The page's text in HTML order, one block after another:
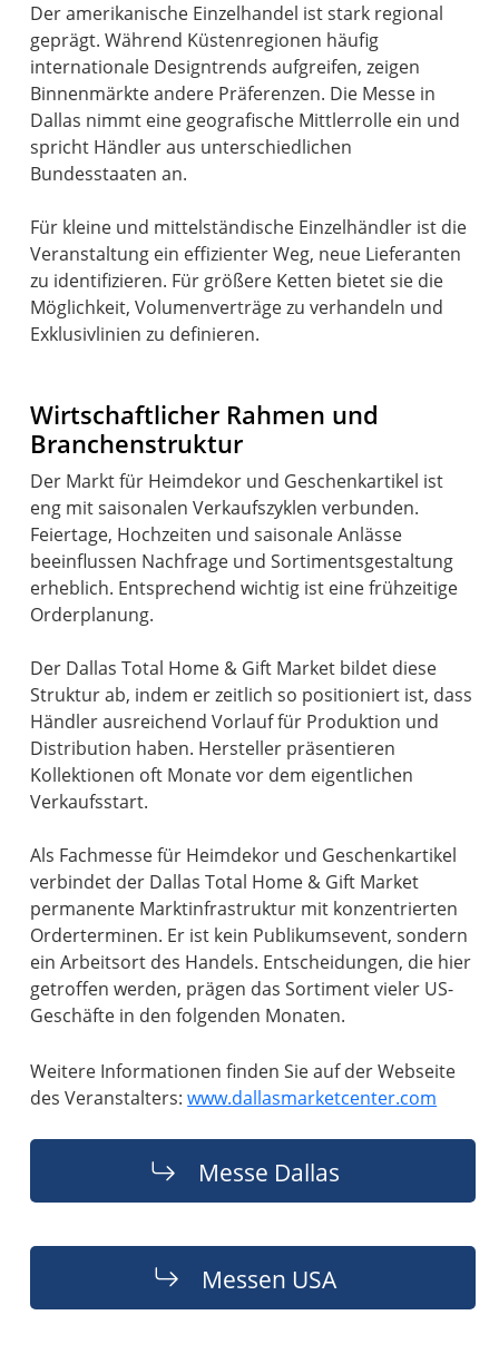
Der amerikanische Einzelhandel ist stark regional
geprägt. Während Küstenregionen häufig
internationale Designtrends aufgreifen, zeigen
Binnenmärkte andere Präferenzen. Die Messe in
Dallas nimmt eine geografische Mittlerrolle ein und
spricht Händler aus unterschiedlichen
Bundesstaaten an.
Für kleine und mittelständische Einzelhändler ist die
Veranstaltung ein effizienter Weg, neue Lieferanten
zu identifizieren. Für größere Ketten bietet sie die
Möglichkeit, Volumenverträge zu verhandeln und
Exklusivlinien zu definieren.
Wirtschaftlicher Rahmen und
Branchenstruktur
Der Markt für Heimdekor und Geschenkartikel ist
eng mit saisonalen Verkaufszyklen verbunden.
Feiertage, Hochzeiten und saisonale Anlässe
beeinflussen Nachfrage und Sortimentsgestaltung
erheblich. Entsprechend wichtig ist eine frühzeitige
Orderplanung.
Der Dallas Total Home & Gift Market bildet diese
Struktur ab, indem er zeitlich so positioniert ist, dass
Händler ausreichend Vorlauf für Produktion und
Distribution haben. Hersteller präsentieren
Kollektionen oft Monate vor dem eigentlichen
Verkaufsstart.
Als Fachmesse für Heimdekor und Geschenkartikel
verbindet der Dallas Total Home & Gift Market
permanente Marktinfrastruktur mit konzentrierten
Orderterminen. Er ist kein Publikumsevent, sondern
ein Arbeitsort des Handels. Entscheidungen, die hier
getroffen werden, prägen das Sortiment vieler US-
Geschäfte in den folgenden Monaten.
Weitere Informationen finden Sie auf der Webseite
des Veranstalters:www.dallasmarketcenter.com
Messe Dallas
Messen USA